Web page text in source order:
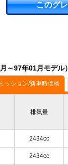
このグ
～97年01月モデル
ッション/新車時価格
排気量
2434cc
2434cc